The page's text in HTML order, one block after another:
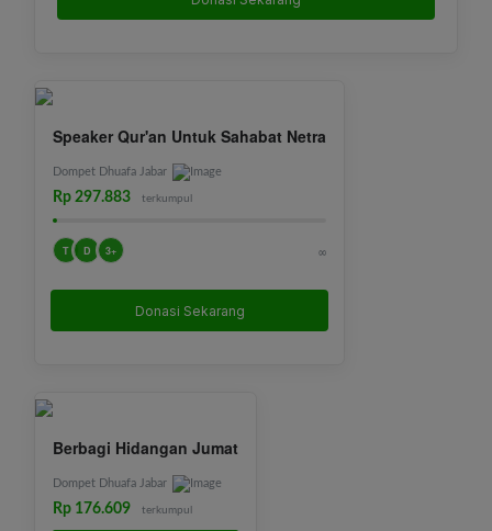
Speaker Qur'an Untuk Sahabat Netra
Dompet Dhuafa Jabar
Rp 297.883 terkumpul
T D 3+ ∞
Donasi Sekarang
Berbagi Hidangan Jumat
Dompet Dhuafa Jabar
Rp 176.609 terkumpul